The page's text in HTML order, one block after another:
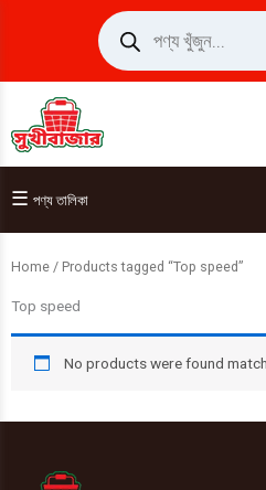
Products
search
☰ পণ্য তালিকা
Home / Products tagged “Top speed”
Top speed
No products were found